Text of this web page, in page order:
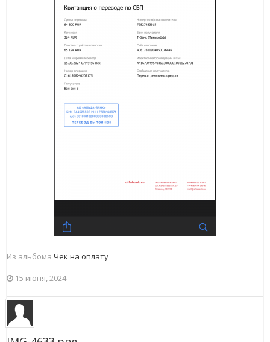
Из альбома Чек на оплату
15 июня, 2024